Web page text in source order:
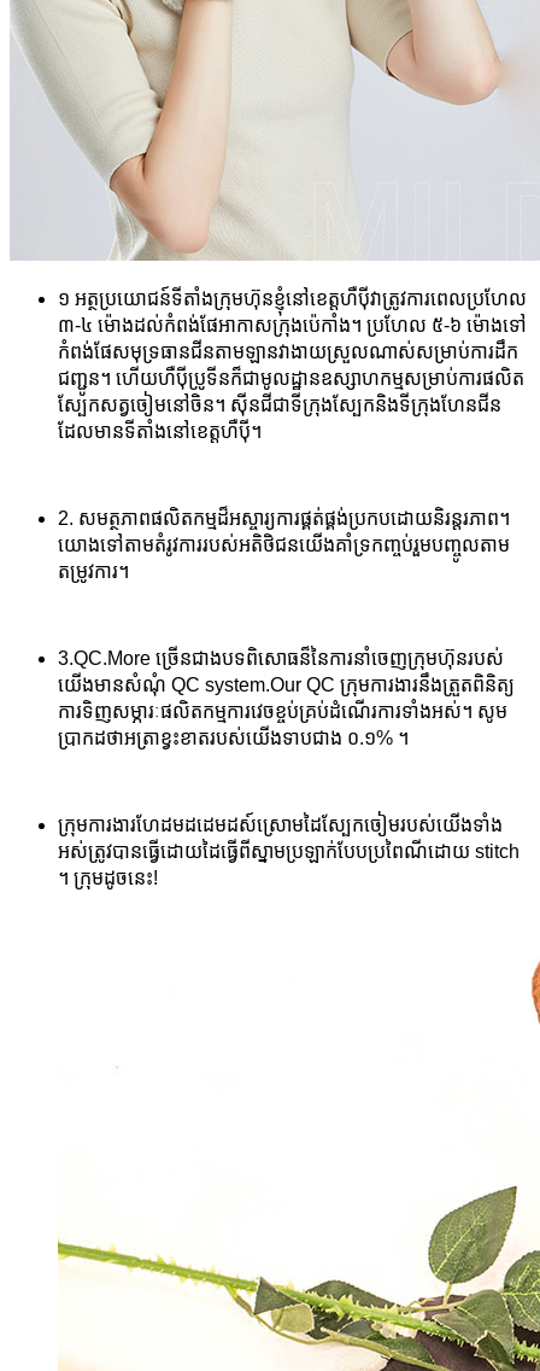
១ អត្ថប្រយោជន៍ទីតាំងក្រុមហ៊ុនខ្ញុំនៅខេត្តហឺប៉ីវាត្រូវការពេលប្រហែល
៣-៤ ម៉ោងដល់កំពង់ផែអាកាសក្រុងប៉េកាំង។ ប្រហែល ៥-៦ ម៉ោងទៅ
កំពង់ផែសមុទ្រធានជីនតាមឡានវាងាយស្រួលណាស់សម្រាប់ការដឹក
ជញ្ជូន។ ហើយហឺប៉ីប្រូទីនក៏ជាមូលដ្ឋានឧស្សាហកម្មសម្រាប់ការផលិត
ស្បែកសត្វចៀមនៅចិន។ ស៊ីនជីជាទីក្រុងស្បែកនិងទីក្រុងហែនជីន
ដែលមានទីតាំងនៅខេត្តហឺប៉ី។
2. សមត្ថភាពផលិតកម្មដ៏អស្ចារ្យការផ្គត់ផ្គង់ប្រកបដោយនិរន្តរភាព។
យោងទៅតាមតំរូវការរបស់អតិថិជនយើងគាំទ្រកញ្ចប់រួមបញ្ចូលតាម
តម្រូវការ។
3.QC.More ច្រើនជាងបទពិសោធន៏នៃការនាំចេញក្រុមហ៊ុនរបស់
យើងមានសំណុំ QC system.Our QC ក្រុមការងារនឹងត្រួតពិនិត្យ
ការទិញសម្ភារៈផលិតកម្មការវេចខ្ចប់គ្រប់ដំណើរការទាំងអស់។ សូម
ប្រាកដថាអត្រាខ្វះខាតរបស់យើងទាបជាង ០.១% ។
ក្រុមការងារហែដមដដេមដស៍ស្រោមដៃស្បែកចៀមរបស់យើងទាំង
អស់ត្រូវបានធ្វើដោយដៃធ្វើពីស្នាមប្រឡាក់បែបប្រពៃណីដោយ stitch
។ ក្រុមដូចនេះ!